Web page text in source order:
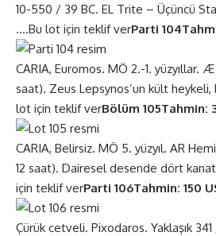
10-550 / 39 BC. EL Trite – Üçüncü
….Bu lot için teklif verParti 104
CARIA, Euromos. MÖ 2.-1. yüzyıllar.
saat). Zeus Lepsynos’un kült
lot için teklif verBölüm 105Tahmin:
CARIA, Belirsiz. MÖ 5. yüzyıl. AR
12 saat). Dairesel desende dört
için teklif verParti 106Tahmin: 150
Çürük cetveli. Pixodaros. Yaklaşık